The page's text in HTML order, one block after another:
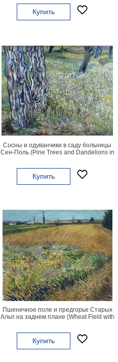
Купить
Сосны и одуванчики в саду больницы
Сен-Поль (Pine Trees and Dandelions in
Купить
Пшеничное поле и предгорье Старых
Альп на заднем плане (Wheat Field with
1888
Купить